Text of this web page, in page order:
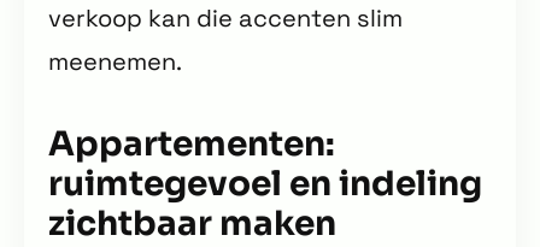
verkoop kan die accenten slim
meenemen.
Appartementen:
ruimtegevoel en indeling
zichtbaar maken